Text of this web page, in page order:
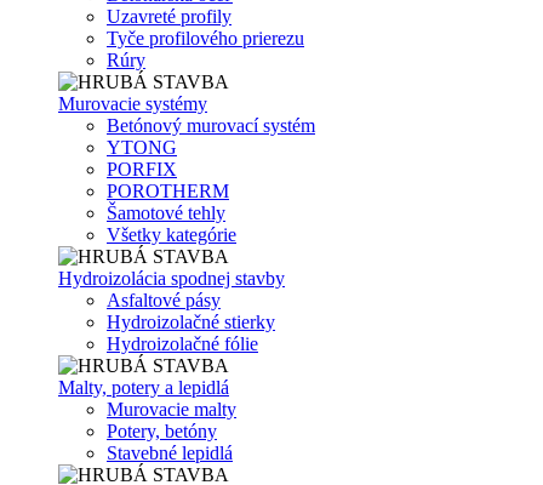
Uzavreté profily
Tyče profilového prierezu
Rúry
Murovacie systémy
Betónový murovací systém
YTONG
PORFIX
POROTHERM
Šamotové tehly
Všetky kategórie
Hydroizolácia spodnej stavby
Asfaltové pásy
Hydroizolačné stierky
Hydroizolačné fólie
Malty, potery a lepidlá
Murovacie malty
Potery, betóny
Stavebné lepidlá